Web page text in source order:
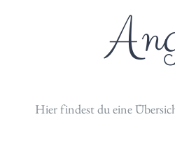
Hier findest du eine